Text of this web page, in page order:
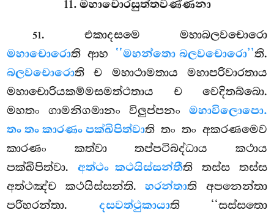
11. මහාචොරසුත්තවණ්ණනා
51. එකාදසමෙ මහාබලවචොරො
මහාචොරොති ආහ ‘‘මහන්තො බලවචොරො’’ති.
බලවචොරොති ච මහාථාමතාය මහාපරිවාරතාය
මහාචොරියකම්මසමත්ථතාය ච වෙදිතබ්බො.
මහතං ගාමනිගමානං විලුප්පනං මහාවිලොපො.
තං තං කාරණං පක්ඛිපිත්වාති තං තං අකරණමෙව
කාරණං කත්වා තප්පටිබද්ධාය කථාය
පක්ඛිපිත්වා.අත්ථං කථයිස්සන්තීති තස්ස තස්ස
අත්ථඤ්ච කථයිස්සන්ති.හරන්තාති අපනෙන්තා
පරිහරන්තා. දසවත්ථුකායාති ‘‘සස්සතො